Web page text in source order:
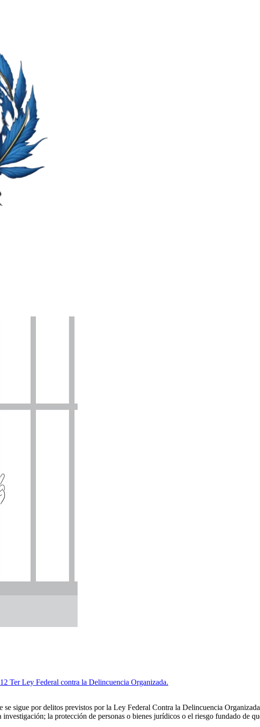
Ter Ley Federal contra la Delincuencia Organizada.
se sigue por delitos previstos por la Ley Federal Contra la Delincuencia
la protección de personas o bienes jurídicos o el riesgo fundado de